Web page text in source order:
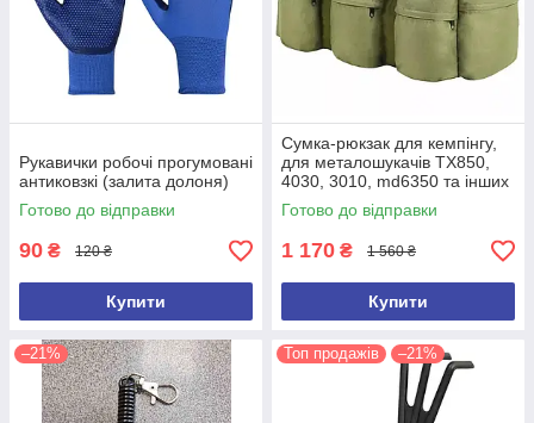
Рукавички робочі прогумовані
антиковзкі (залита долоня)
Готово до відправки
90 ₴ 120 ₴
Купити
Сумка-рюкзак для кемпінгу,
для металошукачів TX850,
4030, 3010, md6350 та інших
(ємність 100 л)
Готово до відправки
1 170 ₴ 1 560 ₴
Купити
–21% Топ продажів –21%